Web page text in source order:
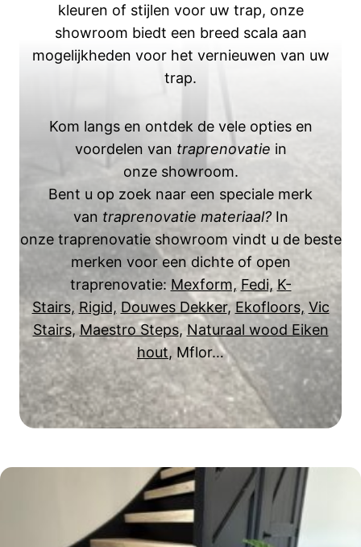
kleuren of stijlen voor uw trap, onze
showroom biedt een breed scala aan
mogelijkheden voor het vernieuwen van uw
trap.
Kom langs en ontdek de vele opties en
voordelen van traprenovatie in
onze showroom.
Bent u op zoek naar een speciale merk
van traprenovatie materiaal?In
onze traprenovatie showroom vindt u de beste
merken voor een dichte of open
traprenovatie: Mexform, Fedi, K-
Stairs, Rigid, Douwes Dekker, Ekofloors, Vic
Stairs,Maestro Steps, Naturaal wood Eiken
hout, Mflor…